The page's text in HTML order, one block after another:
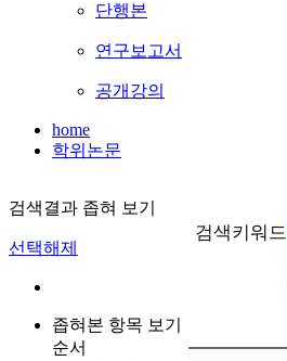
단행본
연구보고서
공개강의
home
학위논문
검색결과 좁혀 보기
선택해제
좁혀본 항목 보기
순서
검색키워드